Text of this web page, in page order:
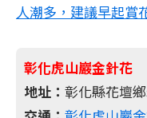
人潮多，建議早起賞
彰化虎山巖金針花
地址： 彰化縣花壇